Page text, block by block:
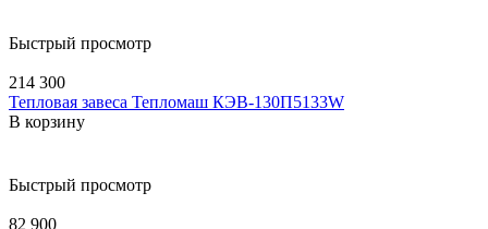
Быстрый просмотр
214 300
Тепловая завеса Тепломаш КЭВ-130П5133W
В корзину
Быстрый просмотр
82 900